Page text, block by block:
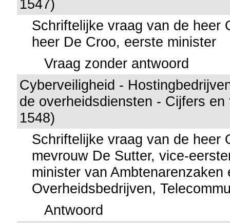
1547)
Schriftelijke vraag van de heer
heer De Croo, eerste minister
Vraag zonder antwoord
Cyberveiligheid -
de overheidsdiensten - Cijfers en
1548)
Schriftelijke vraag van de heer
mevrouw De Sutter, vice-
minister van Ambtenarenzaken
Overheidsbedrijven,
Antwoord